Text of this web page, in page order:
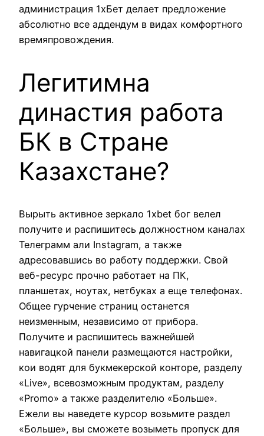
администрация 1xБет делает предложение
абсолютно все аддендум в видах комфортного
времяпровождения.
Легитимна
династия работа
БК в Стране
Казахстане?
Вырыть активное зеркало 1xbet бог велел
получите и распишитесь должностном каналах
Телеграмм али Instagram, а также
адресовавшись во работу поддержки. Свой
веб-ресурс прочно работает на ПК,
планшетах, ноутах, нетбуках а еще телефонах.
Общее гурчение страниц останется
неизменным, независимо от прибора.
Получите и распишитесь важнейшей
навигацкой панели размещаются настройки,
кои водят для букмекерской конторе, разделу
«Live», всевозможным продуктам, разделу
«Promo» а также разделителю «Больше».
Ежели вы наведете курсор возьмите раздел
«Больше», вы сможете возыметь пропуск для